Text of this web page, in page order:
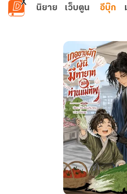
ข้ามไปยังเนื้อหาหลัก
นิยาย เว็บตูน อีบุ๊ก